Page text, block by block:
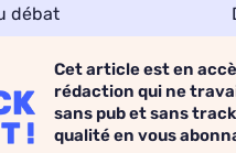
débat
Cet article est en
rédaction qui ne
sans pub et sans
qualité en vous